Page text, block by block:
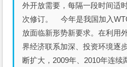
外开放需要，每隔一段时间适
次修订。 今年是我国加入
放面临新形势新要求。在利用
界经济联系加深、投资环境逐
断扩大，2009年、2010年连续